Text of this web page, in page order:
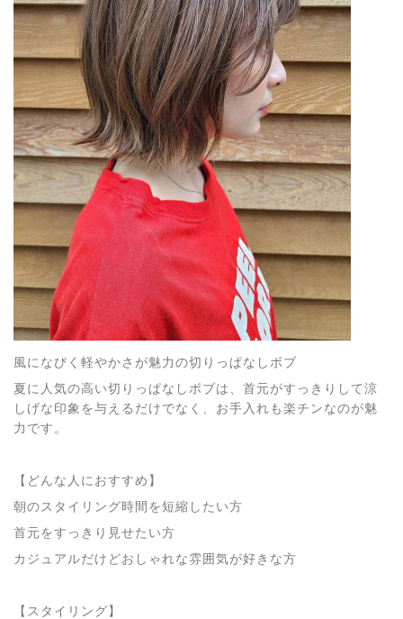
風になびく軽やかさが魅力の切りっぱなしボブ
夏に人気の高い切りっぱなしボブは、首元がすっきりして涼
しげな印象を与えるだけでなく、お手入れも楽チンなのが魅
力です。
【どんな人におすすめ】
朝のスタイリング時間を短縮したい方
首元をすっきり見せたい方
カジュアルだけどおしゃれな雰囲気が好きな方
【スタイリング】